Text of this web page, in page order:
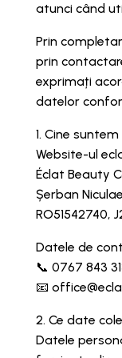
atunci când
Prin
prin
exprimați
datelor
1. Cine suntem
Website-ul
Éclat Beauty
Șerban
RO51542740,
Datele de
📞 0767 843
📧
2. Ce date
Datele